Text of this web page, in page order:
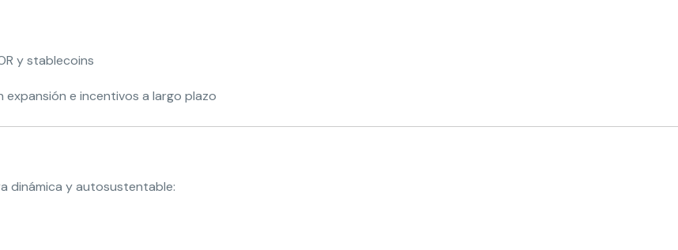
y stablecoins
expansión e incentivos a largo plazo
dinámica y autosustentable: